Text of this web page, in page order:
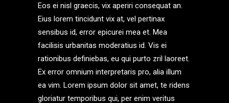
Eos ei nisl graecis, vix aperiri consequat an.
Eius lorem tincidunt vix at, vel pertinax
sensibus id, error epicurei mea et. Mea
facilisis urbanitas moderatius id. Vis ei
rationibus definiebas, eu qui purto zril laoreet.
Ex error omnium interpretaris pro, alia illum
ea vim. Lorem ipsum dolor sit amet, te ridens
gloriatur temporibus qui, per enim veritus